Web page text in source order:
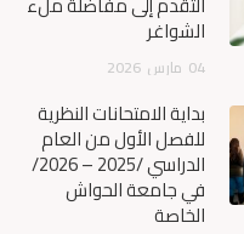
الشواغر
04 مارس 2026
بداية الامتحانات النظرية
للفصل الأول من العام
الدراسي /2025 – 2026/
في جامعة الحواش
الخاصة